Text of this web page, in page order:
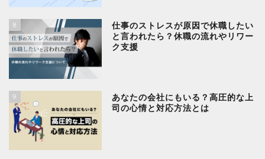
8
仕事のストレスが原因で休職したい
と言われたら？休職の流れやリワー
ク支援
9
あなたの会社にもいる？高圧的な上
司の心情と対応方法とは